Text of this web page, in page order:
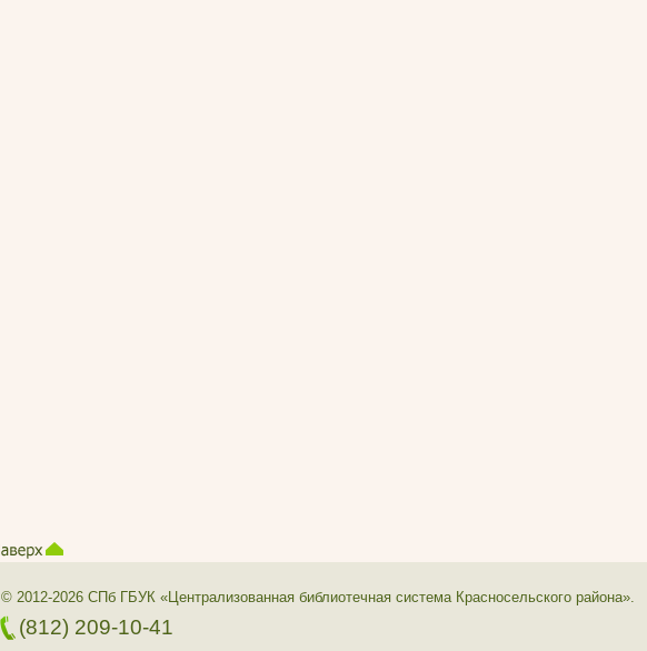
© 2012-2026 СПб ГБУК «Централизованная библиотечная система Красносельского района».
(812) 209-10-41